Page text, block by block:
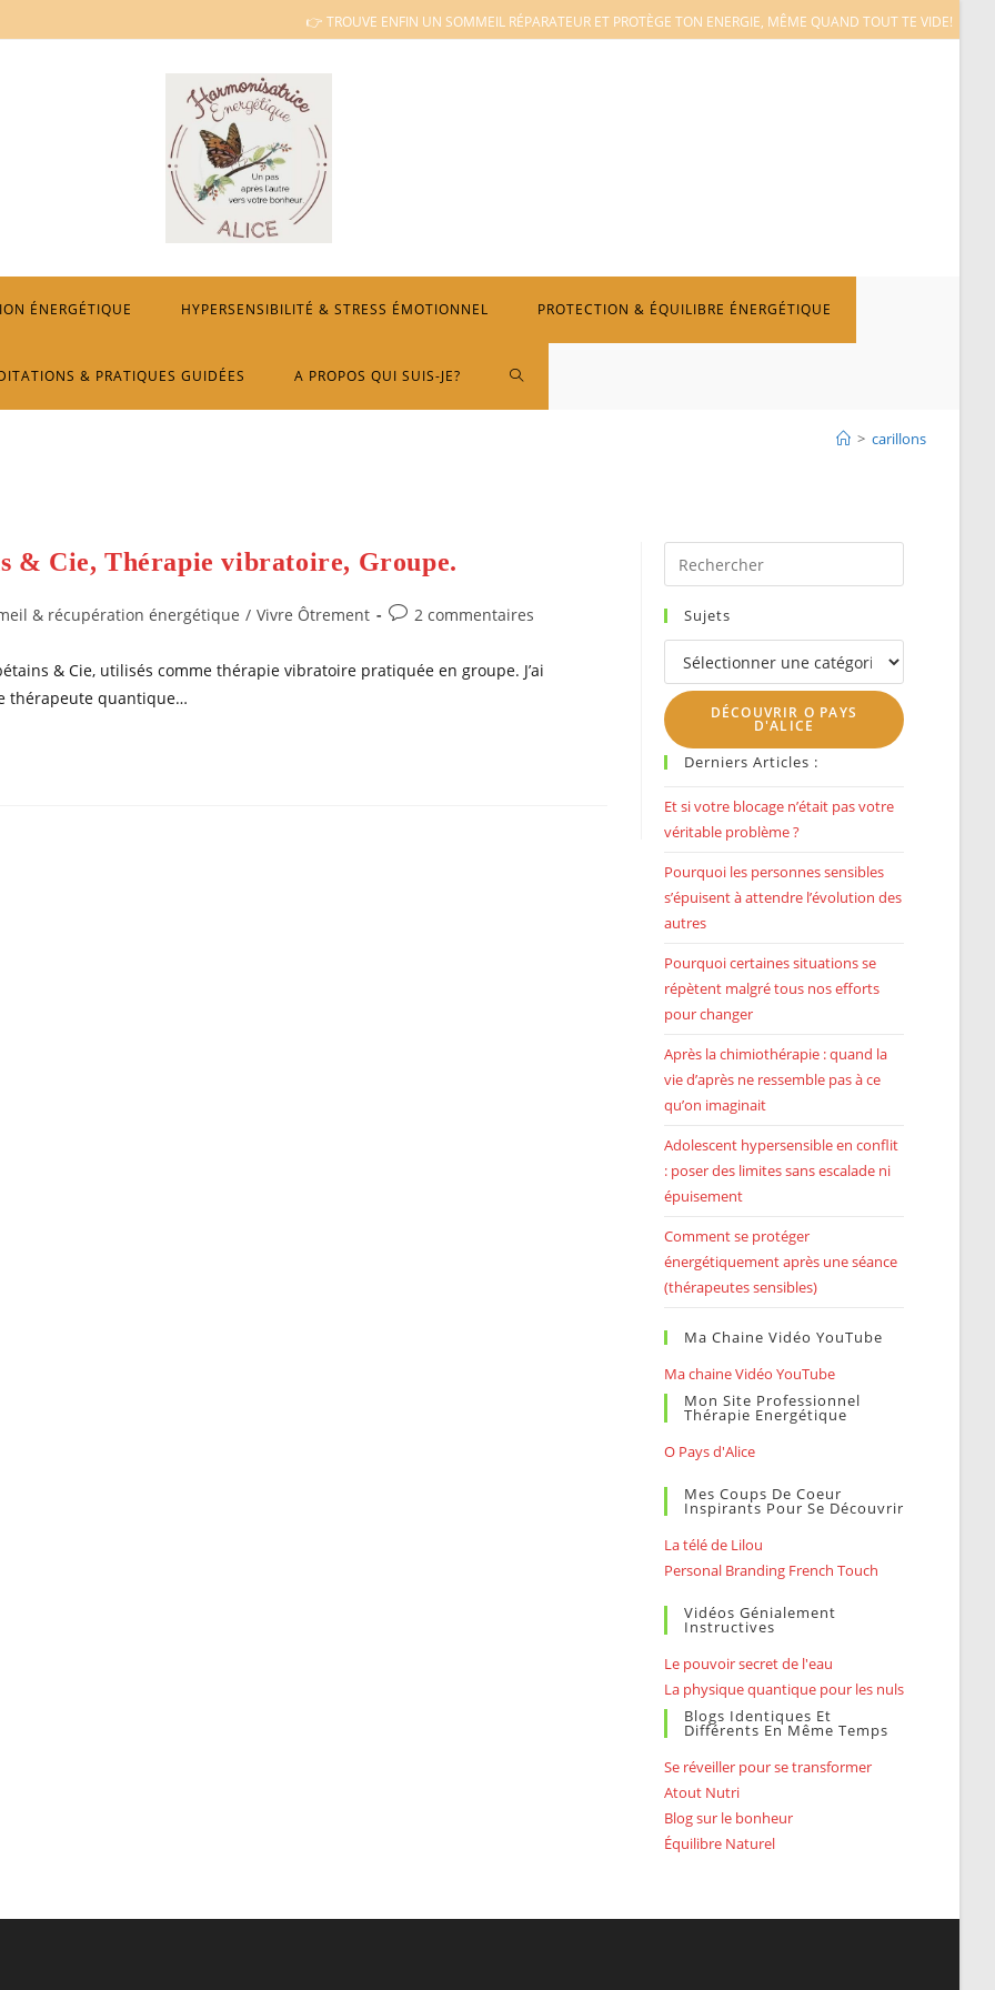
👉 TROUVE ENFIN UN SOMMEIL RÉPARATEUR ET PROTÈGE TON ENERGIE, MÊME QUAND TOUT TE VIDE!
ÉNERGÉTIQUE HYPERSENSIBILITÉ & STRESS ÉMOTIONNEL PROTECTION & ÉQUILIBRE ÉNERGÉTIQUE
& PRATIQUES GUIDÉES A PROPOS QUI SUIS-JE? TOGGLE
> carillons
& Cie, Thérapie vibratoire, Groupe.
& récupération énergétique / Vivre Ôtrement
Commentaires
la
publication :
2 commentaires
& Cie, utilisés comme thérapie vibratoire pratiquée en groupe. J’ai
thérapeute quantique…
Escape
close
panel.
Sujets
Sujets
DÉCOUVRIR O PAYS
D'ALICE
Derniers Articles :
Et si votre blocage n’était pas votre
véritable problème ?
Pourquoi les personnes sensibles
s’épuisent à attendre l’évolution des
autres
Pourquoi certaines situations se
répètent malgré tous nos efforts
pour changer
Après la chimiothérapie : quand la
vie d’après ne ressemble pas à ce
qu’on imaginait
Adolescent hypersensible en conflit
: poser des limites sans escalade ni
épuisement
Comment se protéger
énergétiquement après une séance
(thérapeutes sensibles)
Ma Chaine Vidéo YouTube
Ma chaine Vidéo YouTube
Mon Site Professionnel
Thérapie Energétique
O Pays d'Alice
Mes Coups De Coeur
Inspirants Pour Se Découvrir
La télé de Lilou
Personal Branding French Touch
Vidéos Génialement
Instructives
Le pouvoir secret de l'eau
La physique quantique pour les nuls
Blogs Identiques Et
Différents En Même Temps
Se réveiller pour se transformer
Atout Nutri
Blog sur le bonheur
Équilibre Naturel